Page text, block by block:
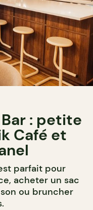
: petite
Café et
parfait pour
acheter un sac
ou bruncher